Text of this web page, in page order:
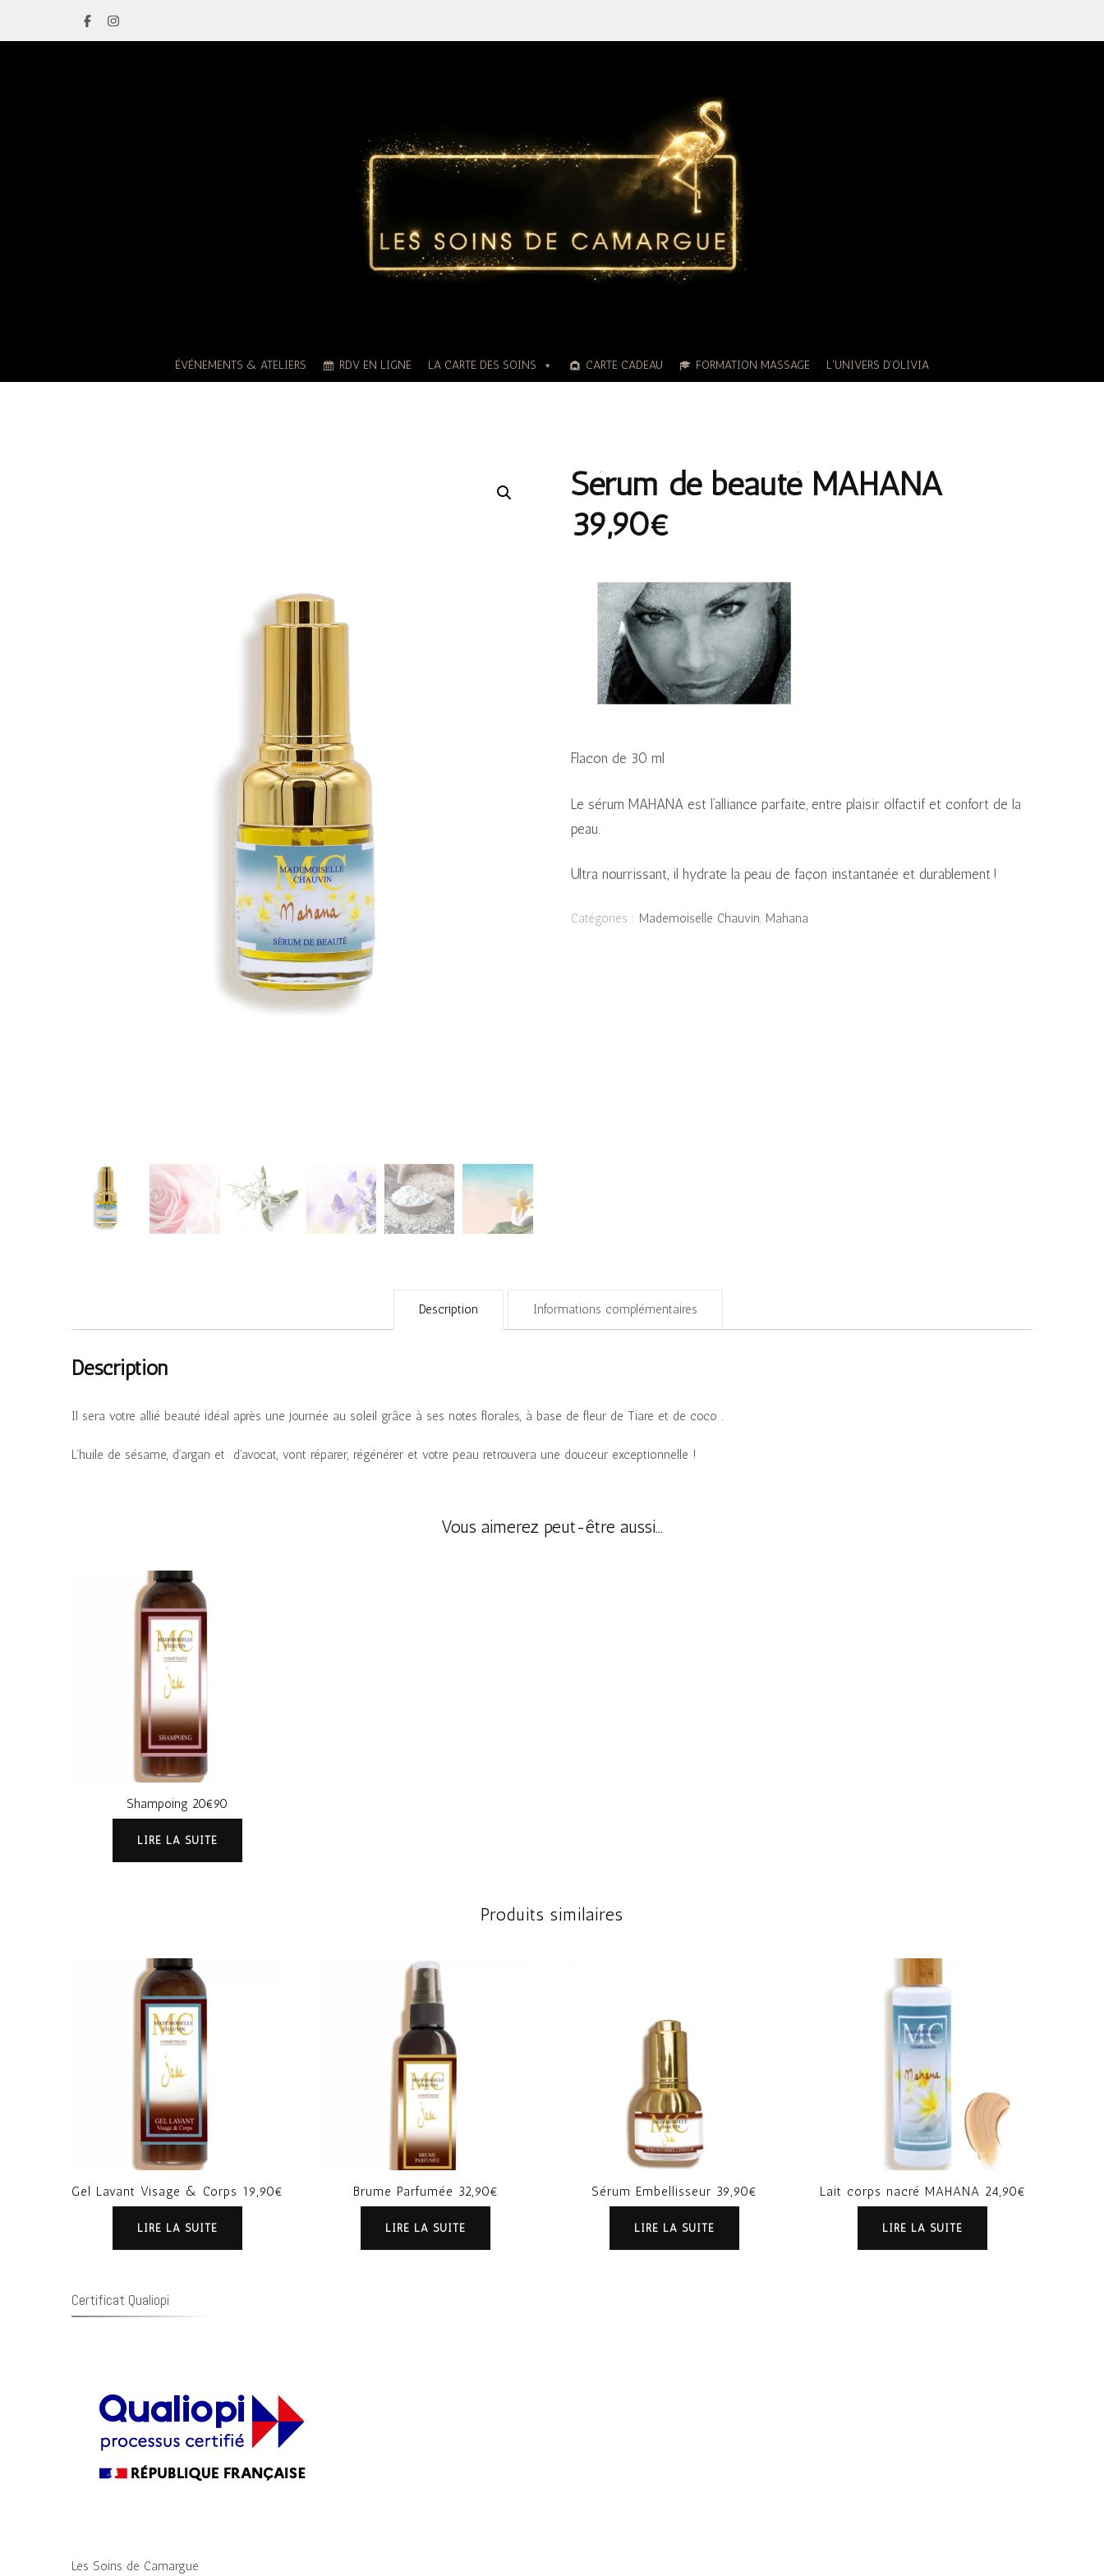
ÉVÉNEMENTS & ATELIERS RDV EN LIGNE LA CARTE DES SOINS CARTE CADEAU FORMATION MASSAGE L'UNIVERS D’OLIVIA
Sérum de beauté MAHANA
39,90€
Flacon de 30 ml
Le sérum MAHANA est l’alliance parfaite, entre plaisir olfactif et confort de la
peau.
Ultra nourrissant, il hydrate la peau de façon instantanée et durablement !
Catégories : Mademoiselle Chauvin, Mahana
Description Informations complémentaires
Description
Il sera votre allié beauté idéal après une journée au soleil grâce à ses notes florales, à base de fleur de Tiare et de coco .
L’huile de sésame, d’argan et d’avocat, vont réparer, régénérer et votre peau retrouvera une douceur exceptionnelle !
Vous aimerez peut-être aussi…
Shampoing 20€90
LIRE LA SUITE
Produits similaires
Gel Lavant Visage & Corps 19,90€
LIRE LA SUITE
Brume Parfumée 32,90€
LIRE LA SUITE
Sérum Embellisseur 39,90€
LIRE LA SUITE
Lait corps nacré MAHANA 24,90€
LIRE LA SUITE
Certificat Qualiopi
Les Soins de Camargue